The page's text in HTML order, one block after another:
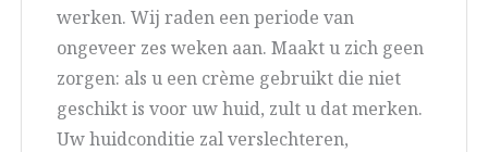
werken. Wij raden een periode van
ongeveer zes weken aan. Maakt u zich geen
zorgen: als u een crème gebruikt die niet
geschikt is voor uw huid, zult u dat merken.
Uw huidconditie zal verslechteren,